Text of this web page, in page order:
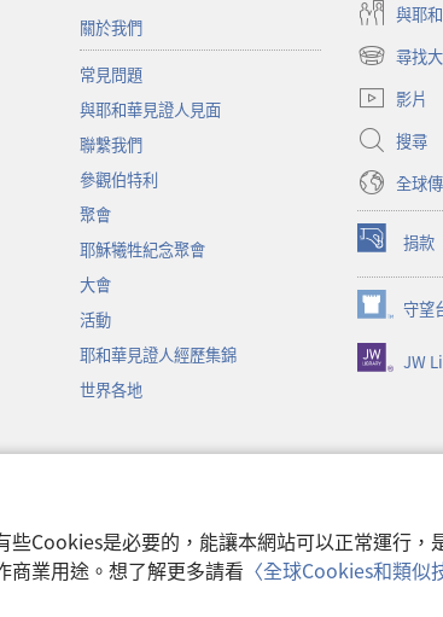
Cookies是必要的，能讓本網站可以正常運行
商業用途。想了解更多請看 〈全球Cookies和類似
關於我們
常見問題
與耶和華見證人見面
聯繫我們
參觀伯特利
聚會
耶穌犧牲紀念聚會
大會
活動
耶和華見證人經歷集錦
世界各地
與耶
尋找
（開
啟
新
視
窗）
影片
搜尋
全球
捐款
（開
啟
新
視
窗）
守望
（開
啟
新
JW